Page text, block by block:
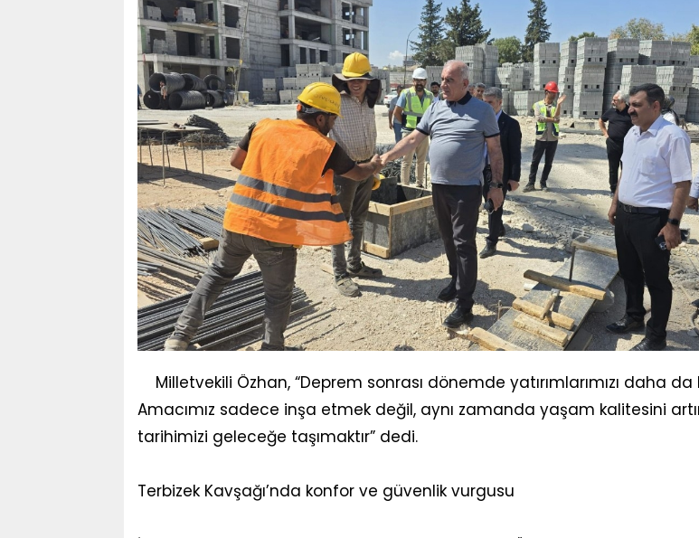
Milletvekili Özhan, “Deprem sonrası dönemde yatırımlarımızı daha da
Amacımız sadece inşa etmek değil, aynı zamanda yaşam kalitesini
tarihimizi geleceğe taşımaktır” dedi.
Terbizek Kavşağı’nda konfor ve güvenlik vurgusu